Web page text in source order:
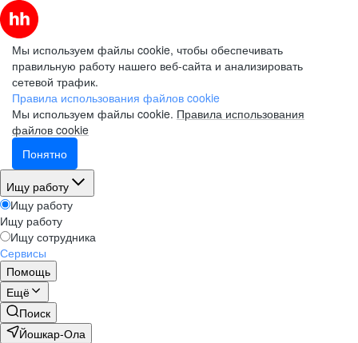
Мы используем файлы cookie, чтобы обеспечивать
правильную работу нашего веб-сайта и анализировать
сетевой трафик.
Правила использования файлов cookie
Мы используем файлы cookie. Правила использования
файлов cookie
Понятно
Ищу работу
Ищу работу
Ищу работу
Ищу сотрудника
Сервисы
Помощь
Ещё
Поиск
Йошкар-Ола